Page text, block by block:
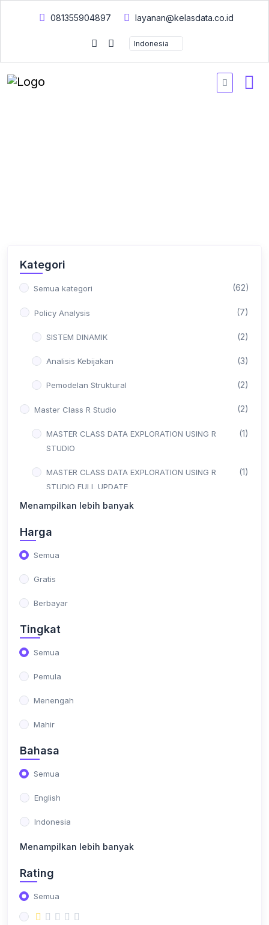
081355904897 layanan@kelasdata.co.id
Kategori
Semua kategori (62)
Policy Analysis (7)
SISTEM DINAMIK (2)
Analisis Kebijakan (3)
Pemodelan Struktural (2)
Master Class R Studio (2)
MASTER CLASS DATA EXPLORATION USING R
STUDIO
(1)
MASTER CLASS DATA EXPLORATION USING R
STUDIO FULL UPDATE
(1)
Data Analyst
Junior Data Analyst
Senior Data Analyst
Business Intelligence
Power BI
Tableau
Riset dan Penelitian Akademis
ANALISIS SPASIAL
Analisis Kualitatif
SEM
Bibliometrik
Riset Pelanggan & Analisis Jalur
Forecasting
Menampilkan lebih banyak
Harga
Semua
Gratis
Berbayar
Tingkat
Semua
Pemula
Menengah
Mahir
Bahasa
Semua
English
Indonesia
Menampilkan lebih banyak
Rating
Semua